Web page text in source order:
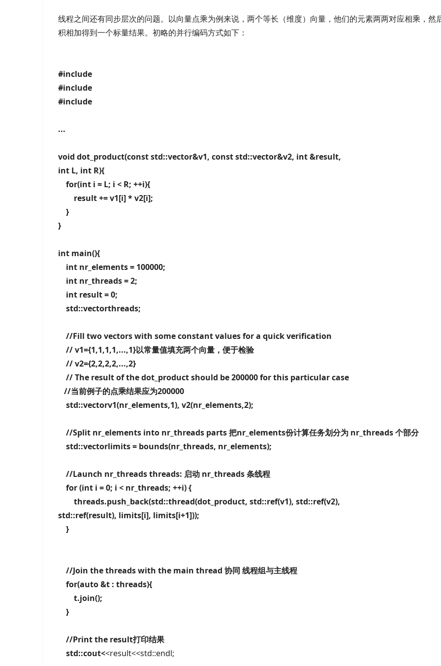
线程之间还有同步层次的问题。以向量点乘为例来说，两个等长（维度）向量，他们的元素两两对应相乘，然
积相加得到一个标量结果。初略的并行编码方式如下：
#include
#include
#include
...
void dot_product(const std::vector&v1, const std::vector&v2, int &result,
int L, int R){
for(int i = L; i < R; ++i){
result += v1[i] * v2[i];
}
}
int main(){
int nr_elements = 100000;
int nr_threads = 2;
int result = 0;
std::vectorthreads;
//Fill two vectors with some constant values for a quick verification
// v1={1,1,1,1,...,1}以常量值填充两个向量，便于检验
// v2={2,2,2,2,...,2}
// The result of the dot_product should be 200000 for this particular case
//当前例子的点乘结果应为200000
std::vectorv1(nr_elements,1), v2(nr_elements,2);
//Split nr_elements into nr_threads parts 把nr_elements份计算任务划分为 nr_threads 个部分
std::vectorlimits = bounds(nr_threads, nr_elements);
//Launch nr_threads threads: 启动 nr_threads 条线程
for (int i = 0; i < nr_threads; ++i) {
threads.push_back(std::thread(dot_product, std::ref(v1), std::ref(v2),
std::ref(result), limits[i], limits[i+1]));
}
//Join the threads with the main thread 协同 线程组与主线程
for(auto &t : threads){
t.join();
}
//Print the result打印结果
std::cout<<result<<std::endl;